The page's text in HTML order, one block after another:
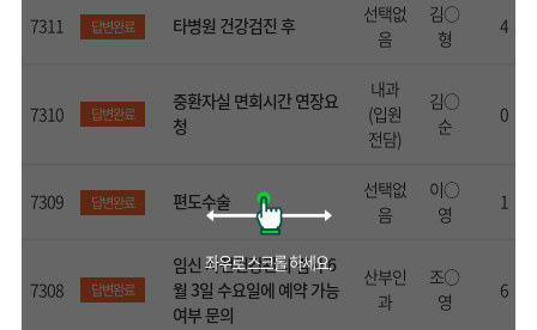
7311 답변완료 타병원 건강검진 후
선택없
음
김○
형
4
7310 답변완료
중환자실 면회시간 연장요
청
내과
(입원
전담)
김○
순
0
7309 답변완료 편도수술
선택없
음
이○
영
1
7308 답변완료
임신 사전건강관리 검사 6
월 3일 수요일에 예약 가능
여부 문의
산부인
과
조○
영
6